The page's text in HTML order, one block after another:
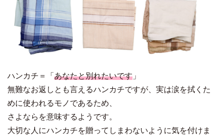
ハンカチ＝「 あなたと別れたいです 」
無難なお返しとも言えるハンカチですが、実は涙を拭くた
めに使われるモノであるため、
さよならを意味するようです。
大切な人にハンカチを贈ってしまわないように気を付けま